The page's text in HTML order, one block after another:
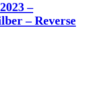
–
– Reverse